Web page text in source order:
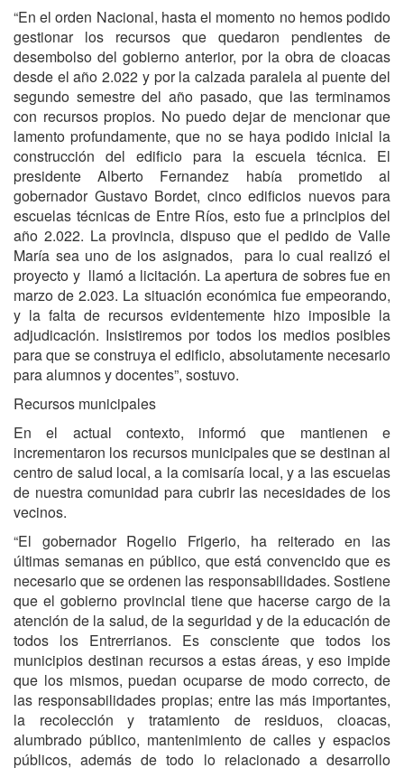
“En el orden Nacional, hasta el momento no hemos podido
gestionar los recursos que quedaron pendientes de
desembolso del gobierno anterior, por la obra de cloacas
desde el año 2.022 y por la calzada paralela al puente del
segundo semestre del año pasado, que las terminamos
con recursos propios. No puedo dejar de mencionar que
lamento profundamente, que no se haya podido inicial la
construcción del edificio para la escuela técnica. El
presidente Alberto Fernandez había prometido al
gobernador Gustavo Bordet, cinco edificios nuevos para
escuelas técnicas de Entre Ríos, esto fue a principios del
año 2.022. La provincia, dispuso que el pedido de Valle
María sea uno de los asignados, para lo cual realizó el
proyecto y llamó a licitación. La apertura de sobres fue en
marzo de 2.023. La situación económica fue empeorando,
y la falta de recursos evidentemente hizo imposible la
adjudicación. Insistiremos por todos los medios posibles
para que se construya el edificio, absolutamente necesario
para alumnos y docentes”, sostuvo.
Recursos municipales
En el actual contexto, informó que mantienen e
incrementaron los recursos municipales que se destinan al
centro de salud local, a la comisaría local, y a las escuelas
de nuestra comunidad para cubrir las necesidades de los
vecinos.
“El gobernador Rogelio Frigerio, ha reiterado en las
últimas semanas en público, que está convencido que es
necesario que se ordenen las responsabilidades. Sostiene
que el gobierno provincial tiene que hacerse cargo de la
atención de la salud, de la seguridad y de la educación de
todos los Entrerrianos. Es consciente que todos los
municipios destinan recursos a estas áreas, y eso impide
que los mismos, puedan ocuparse de modo correcto, de
las responsabilidades propias; entre las más importantes,
la recolección y tratamiento de residuos, cloacas,
alumbrado público, mantenimiento de calles y espacios
públicos, además de todo lo relacionado a desarrollo